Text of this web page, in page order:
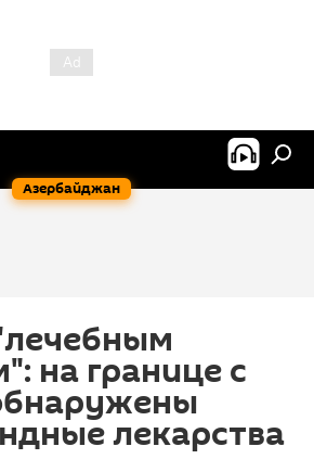
Азербайджан
на границе с
лекарства